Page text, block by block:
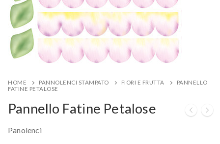
HOME PANNOLENCI STAMPATO FIORI E FRUTTA
PANNELLO
FATINE PETALOSE
Pannello Fatine Petalose
Panolenci